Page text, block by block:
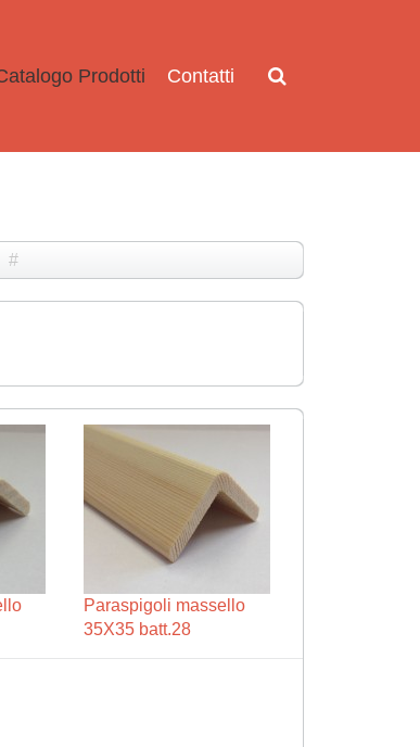
Prodotti Contatti
#
Paraspigoli massello
35X35 batt.28